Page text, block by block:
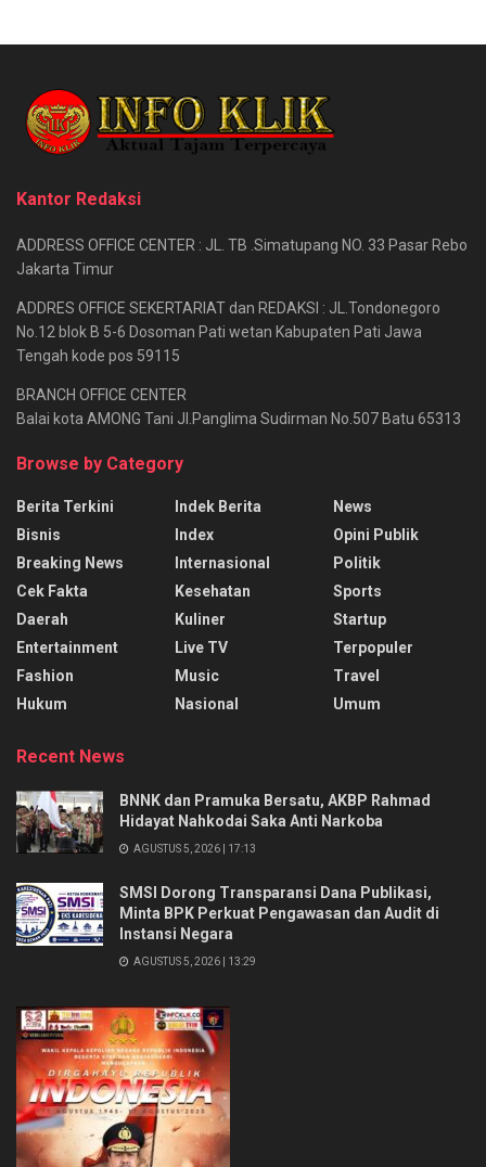
Kantor Redaksi
ADDRESS OFFICE CENTER : JL. TB .Simatupang NO. 33 Pasar Rebo
Jakarta Timur
ADDRES OFFICE SEKERTARIAT dan REDAKSI : JL.Tondonegoro
No.12 blok B 5-6 Dosoman Pati wetan Kabupaten Pati Jawa
Tengah kode pos 59115
BRANCH OFFICE CENTER
Balai kota AMONG Tani Jl.Panglima Sudirman No.507 Batu 65313
Browse by Category
Berita Terkini
Bisnis
Breaking News
Cek Fakta
Daerah
Entertainment
Fashion
Hukum
Indek Berita
Index
Internasional
Kesehatan
Kuliner
Live TV
Music
Nasional
News
Opini Publik
Politik
Sports
Startup
Terpopuler
Travel
Umum
Recent News
BNNK dan Pramuka Bersatu, AKBP Rahmad
Hidayat Nahkodai Saka Anti Narkoba
AGUSTUS 5, 2026 | 17:13
SMSI Dorong Transparansi Dana Publikasi,
Minta BPK Perkuat Pengawasan dan Audit di
Instansi Negara
AGUSTUS 5, 2026 | 13:29